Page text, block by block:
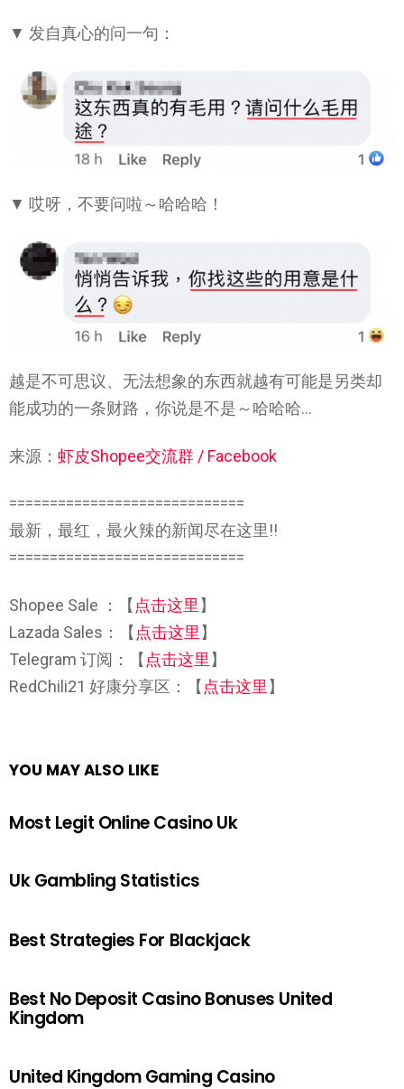
▼ 发自真心的问一句：
▼ 哎呀，不要问啦～哈哈哈！
越是不可思议、无法想象的东西就越有可能是另类却
能成功的一条财路，你说是不是～哈哈哈…
来源： 虾皮Shopee交流群 / Facebook
=============================
最新，最红，最火辣的新闻尽在这里!!
=============================
Shopee Sale ：【 点击这里 】
Lazada Sales：【 点击这里 】
Telegram 订阅：【 点击这里 】
RedChili21 好康分享区：【 点击这里 】
YOU MAY ALSO LIKE
Most Legit Online Casino Uk
Uk Gambling Statistics
Best Strategies For Blackjack
Best No Deposit Casino Bonuses United
Kingdom
United Kingdom Gaming Casino